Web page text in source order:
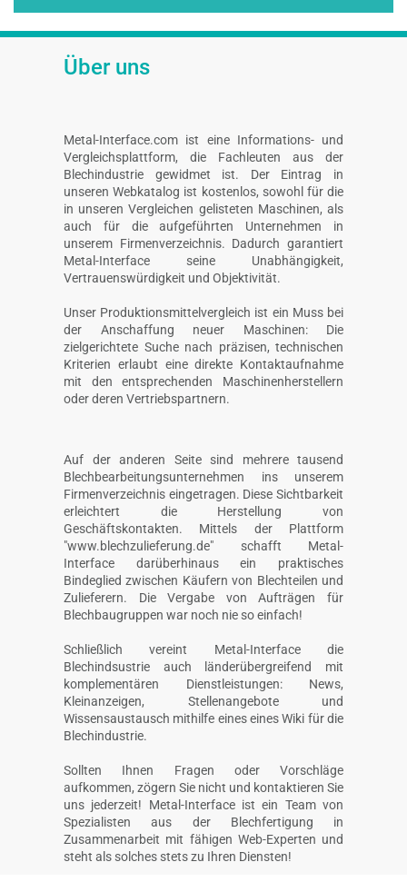
Über uns
Metal-Interface.com ist eine Informations- und
Vergleichsplattform, die Fachleuten aus der
Blechindustrie gewidmet ist. Der Eintrag in
unseren Webkatalog ist kostenlos, sowohl für die
in unseren Vergleichen gelisteten Maschinen, als
auch für die aufgeführten Unternehmen in
unserem Firmenverzeichnis. Dadurch garantiert
Metal-Interface seine Unabhängigkeit,
Vertrauenswürdigkeit und Objektivität.
Unser Produktionsmittelvergleich ist ein Muss bei
der Anschaffung neuer Maschinen: Die
zielgerichtete Suche nach präzisen, technischen
Kriterien erlaubt eine direkte Kontaktaufnahme
mit den entsprechenden Maschinenherstellern
oder deren Vertriebspartnern.
Auf der anderen Seite sind mehrere tausend
Blechbearbeitungsunternehmen ins unserem
Firmenverzeichnis eingetragen. Diese Sichtbarkeit
erleichtert die Herstellung von
Geschäftskontakten. Mittels der Plattform
"www.blechzulieferung.de" schafft Metal-
Interface darüberhinaus ein praktisches
Bindeglied zwischen Käufern von Blechteilen und
Zulieferern. Die Vergabe von Aufträgen für
Blechbaugruppen war noch nie so einfach!
Schließlich vereint Metal-Interface die
Blechindsustrie auch länderübergreifend mit
komplementären Dienstleistungen: News,
Kleinanzeigen, Stellenangebote und
Wissensaustausch mithilfe eines eines Wiki für die
Blechindustrie.
Sollten Ihnen Fragen oder Vorschläge
aufkommen, zögern Sie nicht und kontaktieren Sie
uns jederzeit! Metal-Interface ist ein Team von
Spezialisten aus der Blechfertigung in
Zusammenarbeit mit fähigen Web-Experten und
steht als solches stets zu Ihren Diensten!